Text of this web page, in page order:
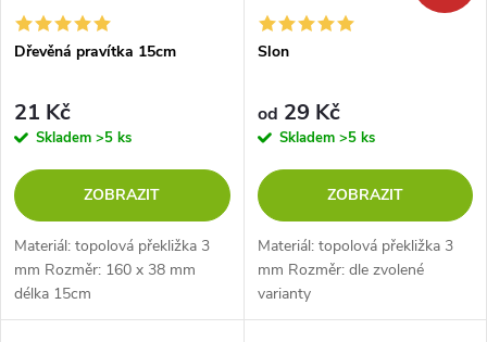
í
p
r
o
d
u
s
p
r
o
d
u
Dřevěná pravítka 15cm
21 Kč
Skladem >5 ks
ZOBRAZIT
Materiál: topolová překližka 3
mm Rozměr: 160 x 38 mm
délka 15cm
Slon
od 29 Kč
Skladem >5 ks
ZOBRAZIT
Materiál: topolová překližka 3
mm Rozměr: dle zvolené
varianty